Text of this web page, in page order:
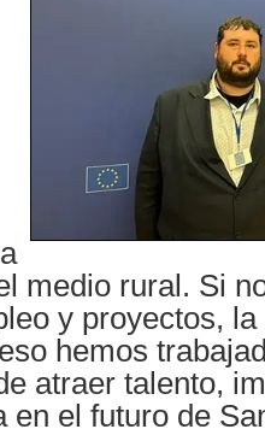
medio rural. Si
y proyectos,
hemos
atraer talento,
en el futuro de